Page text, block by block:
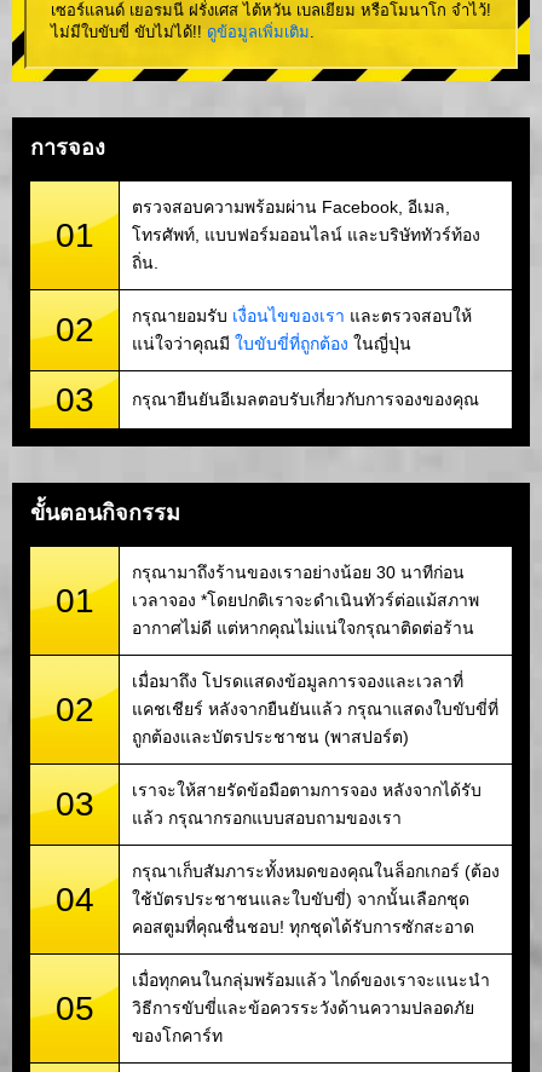
เซอร์แลนด์ เยอรมนี ฝรั่งเศส ไต้หวัน เบลเยียม หรือโมนาโก จำไว้!
ไม่มีใบขับขี่ ขับไม่ได้!! ดูข้อมูลเพิ่มเติม.
การจอง
01
ตรวจสอบความพร้อมผ่าน Facebook, อีเมล,
โทรศัพท์, แบบฟอร์มออนไลน์ และบริษัททัวร์ท้อง
ถิ่น.
02 กรุณายอมรับ เงื่อนไขของเรา และตรวจสอบให้
แน่ใจว่าคุณมี ใบขับขี่ที่ถูกต้อง ในญี่ปุ่น
03 กรุณายืนยันอีเมลตอบรับเกี่ยวกับการจองของคุณ
ขั้นตอนกิจกรรม
01
กรุณามาถึงร้านของเราอย่างน้อย 30 นาทีก่อน
เวลาจอง *โดยปกติเราจะดำเนินทัวร์ต่อแม้สภาพ
อากาศไม่ดี แต่หากคุณไม่แน่ใจกรุณาติดต่อร้าน
02
เมื่อมาถึง โปรดแสดงข้อมูลการจองและเวลาที่
แคชเชียร์ หลังจากยืนยันแล้ว กรุณาแสดงใบขับขี่ที่
ถูกต้องและบัตรประชาชน (พาสปอร์ต)
03
เราจะให้สายรัดข้อมือตามการจอง หลังจากได้รับ
แล้ว กรุณากรอกแบบสอบถามของเรา
04
กรุณาเก็บสัมภาระทั้งหมดของคุณในล็อกเกอร์ (ต้อง
ใช้บัตรประชาชนและใบขับขี่) จากนั้นเลือกชุด
คอสตูมที่คุณชื่นชอบ! ทุกชุดได้รับการซักสะอาด
05
เมื่อทุกคนในกลุ่มพร้อมแล้ว ไกด์ของเราจะแนะนำ
วิธีการขับขี่และข้อควรระวังด้านความปลอดภัย
ของโกคาร์ท